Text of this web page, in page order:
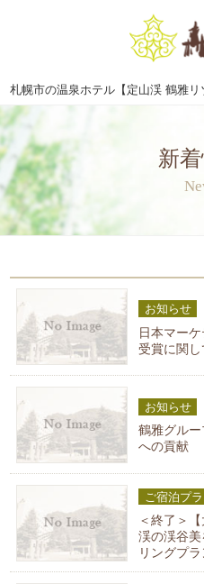
札幌市の温泉ホテル【定山渓 鶴雅
新
お知らせ
日本マーケ
受賞に関し
お知らせ
鶴雅グル
への貢献
ご宿泊プ
＜終了＞
渓の渓谷
リングプラ